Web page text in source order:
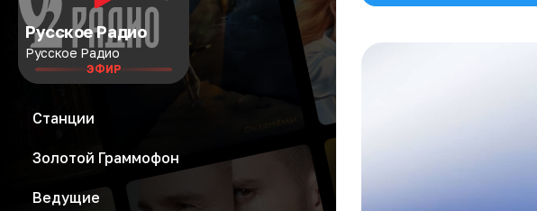
Русское Радио
Русское Радио
ЭФИР
Станции
Золотой Граммофон
Ведущие